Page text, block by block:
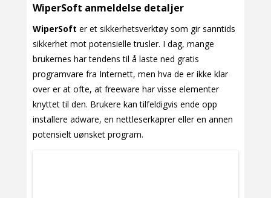
WiperSoft anmeldelse detaljer
WiperSoft er et sikkerhetsverktøy som gir sanntids
sikkerhet mot potensielle trusler. I dag, mange
brukernes har tendens til å laste ned gratis
programvare fra Internett, men hva de er ikke klar
over er at ofte, at freeware har visse elementer
knyttet til den. Brukere kan tilfeldigvis ende opp
installere adware, en nettleserkaprer eller en annen
potensielt uønsket program.